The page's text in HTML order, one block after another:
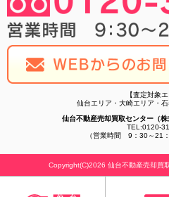
【査定対象エ
仙台エリア・大崎エリア・
仙台不動産売却買取センター（株
TEL:0120-
（営業時間 9：30～21
Copyright(C)2026 仙台不動産売却買